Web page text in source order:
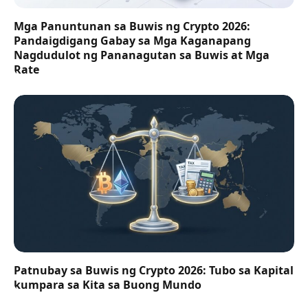
Mga Panuntunan sa Buwis ng Crypto 2026:
Pandaigdigang Gabay sa Mga Kaganapang
Nagdudulot ng Pananagutan sa Buwis at Mga
Rate
Patnubay sa Buwis ng Crypto 2026: Tubo sa Kapital
kumpara sa Kita sa Buong Mundo